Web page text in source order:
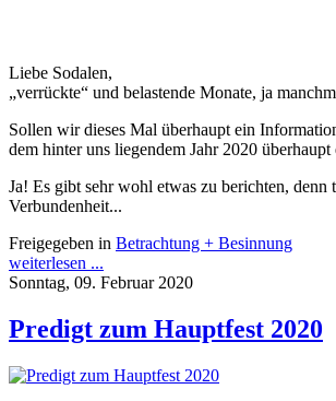
Liebe Sodalen,
„verrückte“ und belastende Monate, ja
Sollen wir dieses Mal überhaupt ein
dem hinter uns liegendem Jahr 2020
Ja! Es gibt sehr wohl etwas zu berichten,
Verbundenheit...
Freigegeben in Betrachtung + Besinnung
weiterlesen ...
Sonntag, 09. Februar 2020
Predigt zum Hauptfest 2020